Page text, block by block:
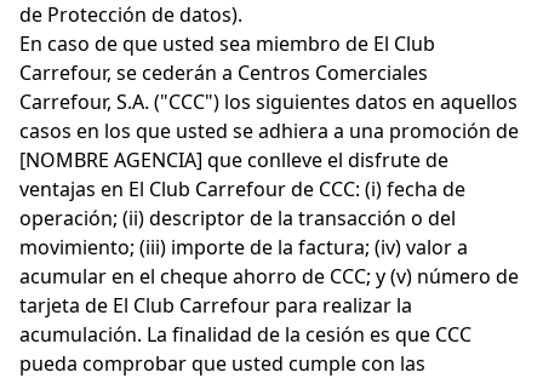
de Protección de datos).
En caso de que usted sea miembro de El Club
Carrefour, se cederán a Centros Comerciales
Carrefour, S.A. ("CCC") los siguientes datos en aquellos
casos en los que usted se adhiera a una promoción de
[NOMBRE AGENCIA] que conlleve el disfrute de
ventajas en El Club Carrefour de CCC: (i) fecha de
operación; (ii) descriptor de la transacción o del
movimiento; (iii) importe de la factura; (iv) valor a
acumular en el cheque ahorro de CCC; y (v) número de
tarjeta de El Club Carrefour para realizar la
acumulación. La finalidad de la cesión es que CCC
pueda comprobar que usted cumple con las